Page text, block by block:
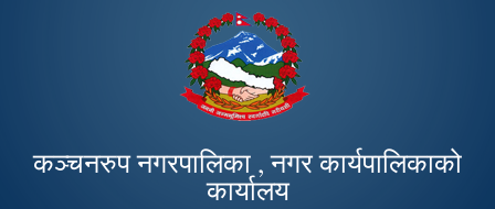
Skip to
main
content
कञ्चनरुप नगरपालिका , नगर कार्यपालिकाको
कार्यालय